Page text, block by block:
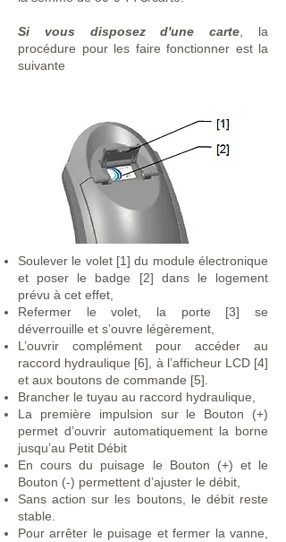
Si vous disposez d'une carte , la
procédure pour les faire fonctionner est la
suivante
Soulever le volet [1] du module électronique
et poser le badge [2] dans le logement
prévu à cet effet,
Refermer le volet, la porte [3] se
déverrouille et s’ouvre légèrement,
L’ouvrir complément pour accéder au
raccord hydraulique [6], à l’afficheur LCD [4]
et aux boutons de commande [5].
Brancher le tuyau au raccord hydraulique,
La première impulsion sur le Bouton (+)
permet d’ouvrir automatiquement la borne
jusqu’au Petit Débit
En cours du puisage le Bouton (+) et le
Bouton (-) permettent d’ajuster le débit,
Sans action sur les boutons, le débit reste
stable.
Pour arrêter le puisage et fermer la vanne,